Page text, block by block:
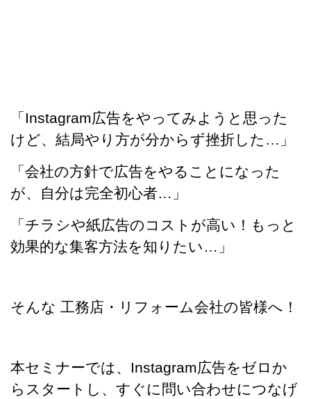
「Instagram広告をやってみようと思った
けど、結局やり方が分からず挫折した…」
「会社の方針で広告をやることになった
が、自分は完全初心者…」
「チラシや紙広告のコストが高い！もっと
効果的な集客方法を知りたい…」
そんな 工務店・リフォーム会社の皆様へ！
本セミナーでは、Instagram広告をゼロか
らスタートし、すぐに問い合わせにつなげ